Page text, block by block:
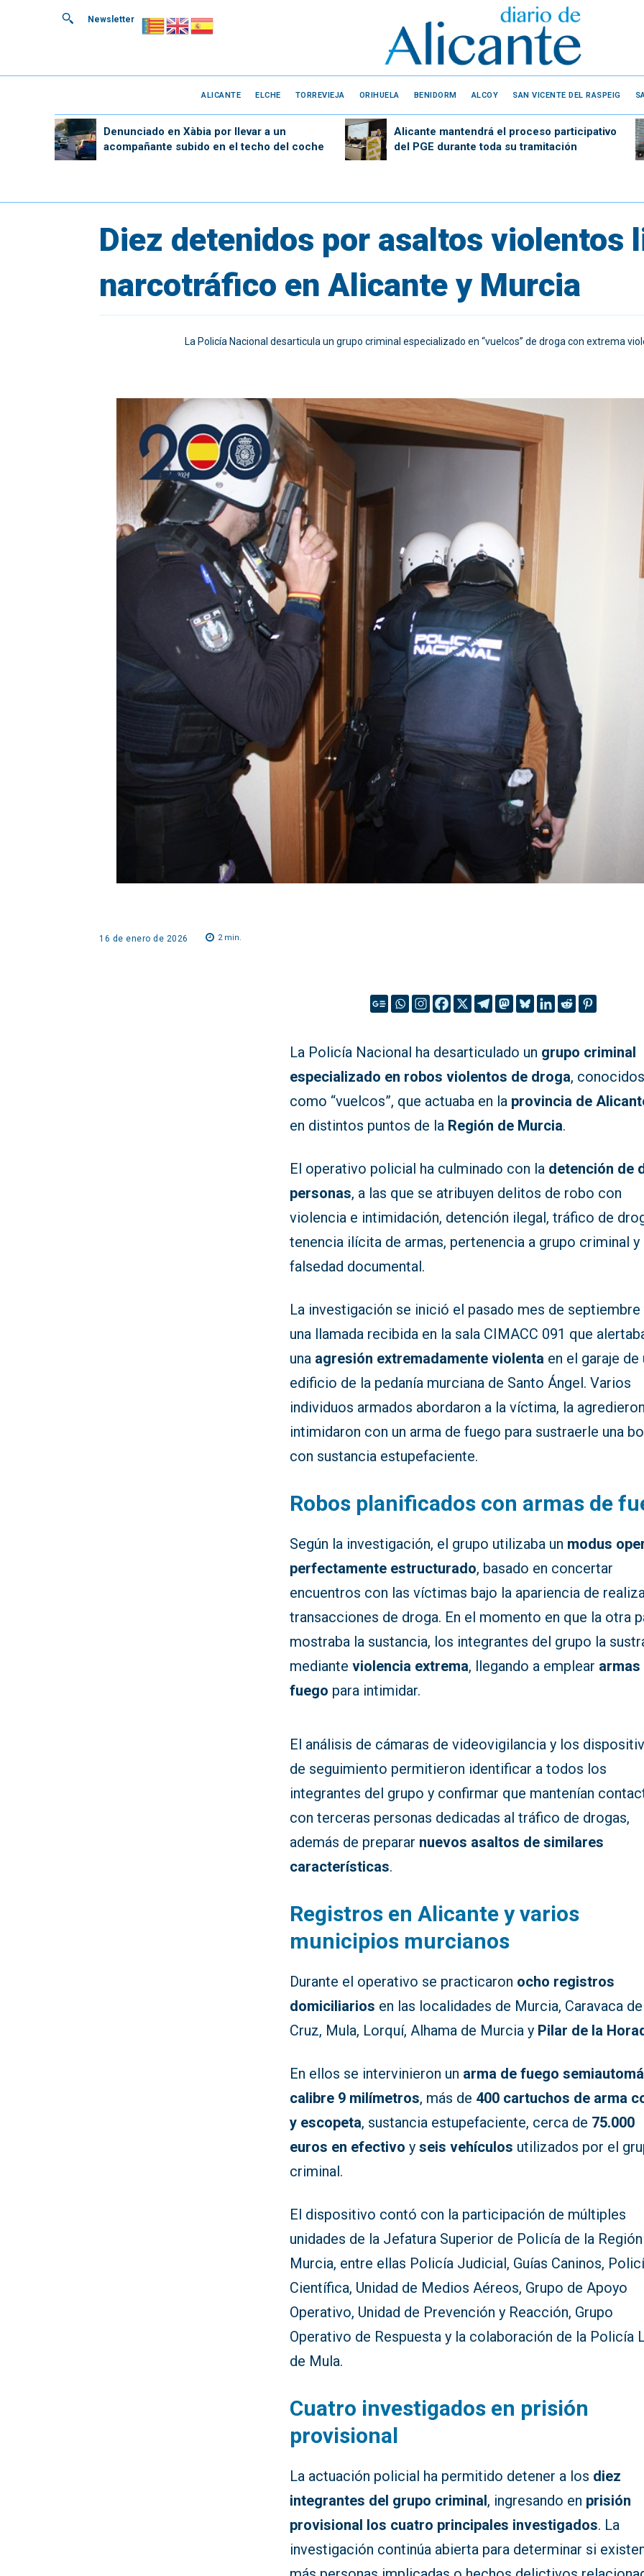
Newsletter
ALICANTE ELCHE TORREVIEJA ORIHUELA BENIDORM ALCOY SAN VICENTE DEL RASPEIG
Denunciado en Xàbia por llevar a un
acompañante subido en el techo del coche
Alicante mantendrá el proceso participativo
del PGE durante toda su tramitación
Diez detenidos por asaltos violentos
narcotráfico en Alicante y Murcia
La Policía Nacional desarticula un grupo criminal especializado en “vuelcos” de droga con extrema
16 de enero de 2026 2min.
La Policía Nacional ha desarticulado un grupo criminal
especializado en robos violentos de droga, conocidos
como “vuelcos”, que actuaba en la provincia de
en distintos puntos de la Región de Murcia.
El operativo policial ha culminado con la detención de
personas, a las que se atribuyen delitos de robo con
violencia e intimidación, detención ilegal, tráfico de
tenencia ilícita de armas, pertenencia a grupo criminal y
falsedad documental.
La investigación se inició el pasado mes de septiembre
una llamada recibida en la sala CIMACC 091 que
una agresión extremadamente violenta en el garaje de
edificio de la pedanía murciana de Santo Ángel. Varios
individuos armados abordaron a la víctima, la
intimidaron con un arma de fuego para sustraerle una
con sustancia estupefaciente.
Robos planificados con armas de
Según la investigación, el grupo utilizaba un modus
perfectamente estructurado, basado en concertar
encuentros con las víctimas bajo la apariencia de
transacciones de droga. En el momento en que la otra
mostraba la sustancia, los integrantes del grupo la
medianteviolencia extrema, llegando a emplear armas
fuego para intimidar.
El análisis de cámaras de videovigilancia y los
de seguimiento permitieron identificar a todos los
integrantes del grupo y confirmar que mantenían
con terceras personas dedicadas al tráfico de drogas,
además de preparar nuevos asaltos de similares
características.
Registros en Alicante y varios
municipios murcianos
Durante el operativo se practicaron ocho registros
domiciliarios en las localidades de Murcia, Caravaca
Cruz, Mula, Lorquí, Alhama de Murcia y Pilar de la
En ellos se intervinieron un arma de fuego
calibre 9 milímetros, más de 400 cartuchos de arma
y escopeta, sustancia estupefaciente, cerca de 75.000
euros en efectivo yseis vehículos utilizados por el
criminal.
El dispositivo contó con la participación de múltiples
unidades de la Jefatura Superior de Policía de la
Murcia, entre ellas Policía Judicial, Guías Caninos,
Científica, Unidad de Medios Aéreos, Grupo de Apoyo
Operativo, Unidad de Prevención y Reacción, Grupo
Operativo de Respuesta y la colaboración de la Policía
de Mula.
Cuatro investigados en prisión
provisional
La actuación policial ha permitido detener a los diez
integrantes del grupo criminal, ingresando en prisión
provisional los cuatro principales investigados. La
investigación continúa abierta para determinar si